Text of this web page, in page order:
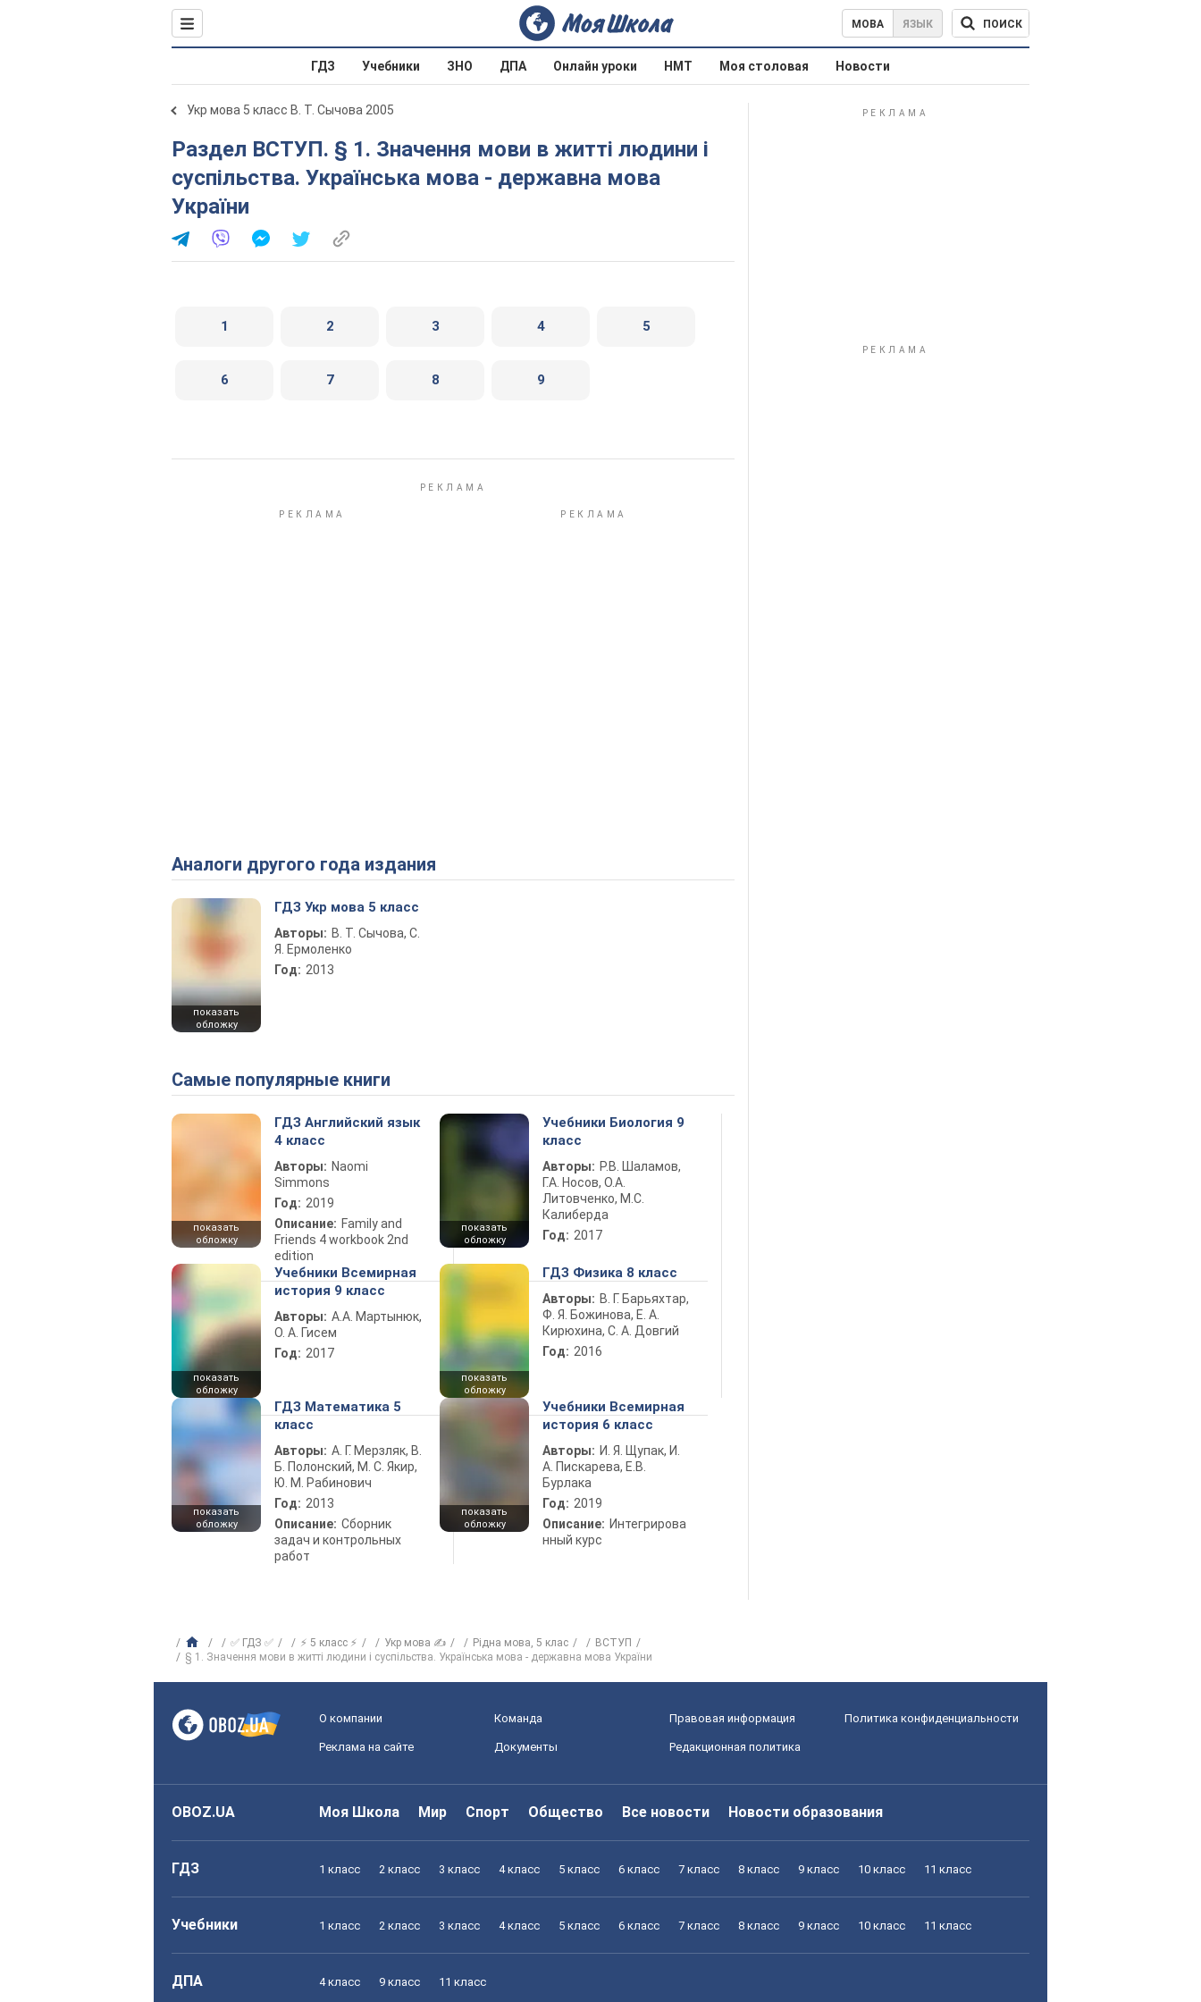
МОВА ЯЗЫК ПОИСК
ГДЗ Учебники ЗНО ДПА Онлайн уроки НМТ Моя столовая Новости
Укр мова 5 класс В. Т. Сычова 2005
Раздел ВСТУП. § 1. Значення мови в житті людини і
суспільства. Українська мова - державна мова
України
1 2 3 4 5
6 7 8 9
Аналоги другого года издания
показать
обложку
ГДЗ Укр мова 5 класс
Авторы: В. Т. Сычова, С.
Я. Ермоленко
Год: 2013
Самые популярные книги
показать
обложку
ГДЗ Английский язык
4 класс
Авторы: Naomi
Simmons
Год: 2019
Описание: Family and
Friends 4 workbook 2nd
edition
показать
обложку
Учебники Биология 9
класс
Авторы: Р.В. Шаламов,
Г.А. Носов, О.А.
Литовченко, М.С.
Калиберда
Год: 2017
показать
обложку
Учебники Всемирная
история 9 класс
Авторы: А.А. Мартынюк,
О. А. Гисем
Год: 2017
показать
обложку
ГДЗ Физика 8 класс
Авторы: В. Г. Барьяхтар,
Ф. Я. Божинова, Е. А.
Кирюхина, С. А. Довгий
Год: 2016
показать
обложку
ГДЗ Математика 5
класс
Авторы: А. Г. Мерзляк, В.
Б. Полонский, М. С. Якир,
Ю. М. Рабинович
Год: 2013
Описание: Сборник
задач и контрольных
работ
показать
обложку
Учебники Всемирная
история 6 класс
Авторы: И. Я. Щупак, И.
А. Пискарева, Е.В.
Бурлака
Год: 2019
Описание: Интегрирова
нный курс
✅ ГДЗ ✅ ⚡ 5 класс ⚡ Укр мова ✍ Рiдна мова, 5 клас
ВСТУП
§ 1. Значення мови в житті людини і суспільства. Українська мова - державна мова України
О компании Команда Правовая информация Политика конфиденциальности
Реклама на сайте Документы Редакционная политика
OBOZ.UA Моя Школа Мир Спорт Общество Все новости Новости образования
ГДЗ 1 класс 2 класс 3 класс 4 класс 5 класс 6 класс 7 класс 8 класс 9 класс 10 класс 11 класс
Учебники 1 класс 2 класс 3 класс 4 класс 5 класс 6 класс 7 класс 8 класс 9 класс 10 класс 11 класс
ДПА 4 класс 9 класс 11 класс